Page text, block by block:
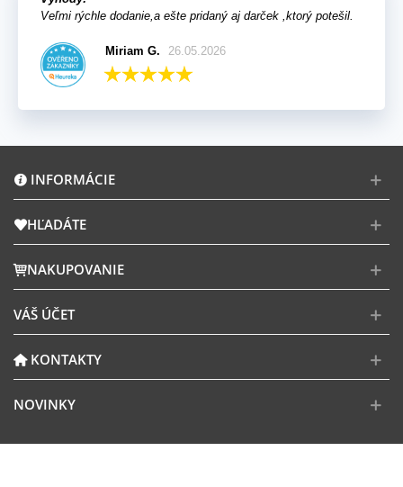
Veľmi rýchle dodanie,a ešte pridaný aj darček ,ktorý potešil.
Miriam G. 26.05.2026
INFORMÁCIE
HĽADÁTE
NAKUPOVANIE
VÁŠ ÚČET
KONTAKTY
NOVINKY